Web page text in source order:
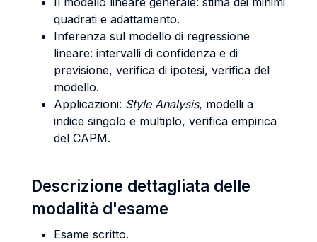
quadrati e adattamento.
Inferenza sul modello di regressione
lineare: intervalli di confidenza e di
previsione, verifica di ipotesi, verifica del
modello.
Applicazioni: Style Analysis, modelli a
indice singolo e multiplo, verifica empirica
del CAPM.
Descrizione dettagliata delle
modalità d'esame
Esame scritto.